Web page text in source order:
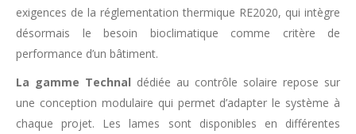
exigences de la réglementation thermique RE2020, qui intègre
désormais le besoin bioclimatique comme critère de
performance d’un bâtiment.
La gamme Technal dédiée au contrôle solaire repose sur
une conception modulaire qui permet d’adapter le système à
chaque projet. Les lames sont disponibles en différentes